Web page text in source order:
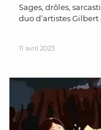
Sages, drôles,
duo d’artistes Gilbert
11 avril 2023